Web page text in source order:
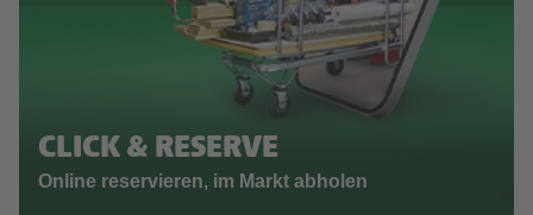
CLICK & RESERVE
Online reservieren, im Markt abholen